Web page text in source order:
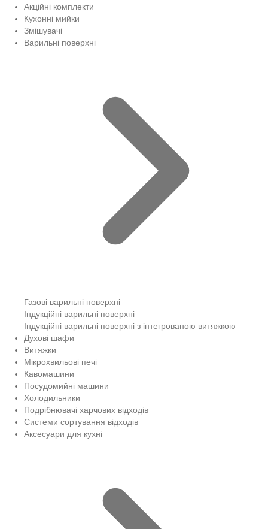
Акційні комплекти
Кухонні мийки
Змішувачі
Варильні поверхні
Газові варильні поверхні
Індукційні варильні поверхні
Індукційні варильні поверхні з інтегрованою витяжкою
Духові шафи
Витяжки
Мікрохвильові печі
Кавомашини
Посудомийні машини
Холодильники
Подрібнювачі харчових відходів
Системи сортування відходів
Аксесуари для кухні